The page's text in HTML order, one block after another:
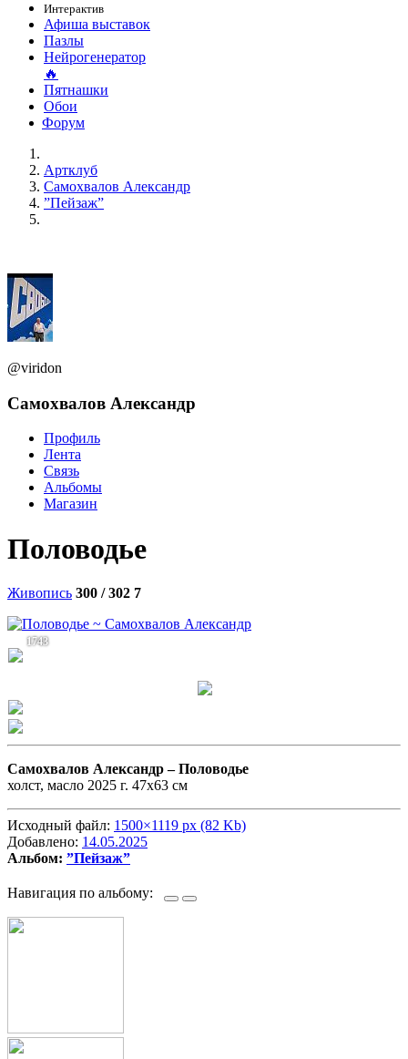
Интерактив
Афиша выставок
Пазлы
Нейрогенератор
🔥
Пятнашки
Обои
Форум
Артклуб
Самохвалов Александр
”Пейзаж”
@viridon
Самохвалов Александр
Профиль
Лента
Связь
Альбомы
Магазин
Половодье
Живопись 300 / 302 7
1743
Самохвалов Александр –Половодье
холст, масло 2025 г. 47х63 см
Исходный файл: 1500×1119 px (82 Kb)
Добавлено: 14.05.2025
Альбом: ”Пейзаж”
Навигация по альбому: